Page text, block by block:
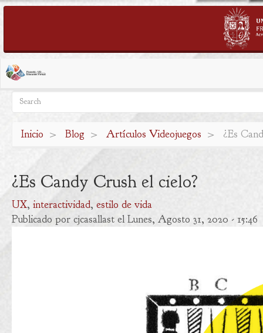
Pasar
al
contenido
principal
Search
Search
Inicio Blog Artículos Videojuegos ¿Es
¿Es Candy Crush el cielo?
UX interactividad estilo de vida
Publicado por cjcasallast el Lunes, Agosto 31, 2020 - 15:46